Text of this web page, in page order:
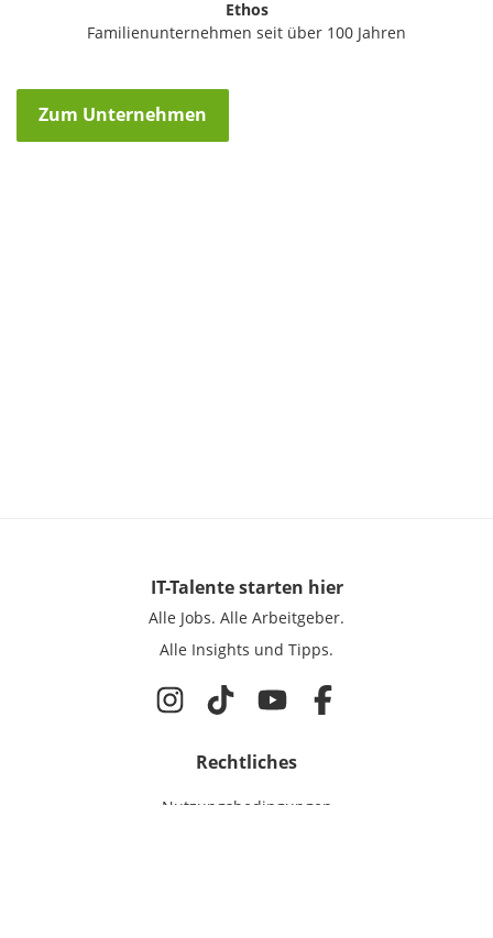
Ethos
Familienunternehmen seit über 100 Jahren
Zum Unternehmen
IT-Talentestarten hier
Alle Jobs. Alle Arbeitgeber.
Alle Insights und Tipps.
Rechtliches
Nutzungsbedingungen